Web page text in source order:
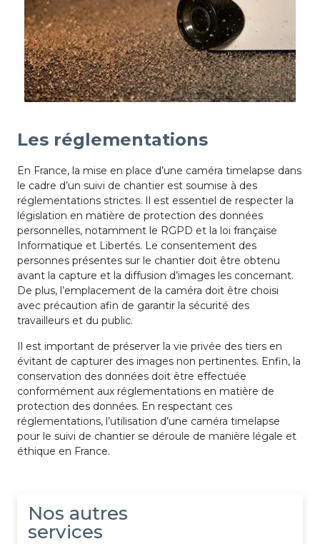
Les réglementations
En France, la mise en place d’une caméra timelapse dans
le cadre d’un suivi de chantier est soumise à des
réglementations strictes. Il est essentiel de respecter la
législation en matière de protection des données
personnelles, notamment le RGPD et la loi française
Informatique et Libertés. Le consentement des
personnes présentes sur le chantier doit être obtenu
avant la capture et la diffusion d’images les concernant.
De plus, l’emplacement de la caméra doit être choisi
avec précaution afin de garantir la sécurité des
travailleurs et du public.
Il est important de préserver la vie privée des tiers en
évitant de capturer des images non pertinentes. Enfin, la
conservation des données doit être effectuée
conformément aux réglementations en matière de
protection des données. En respectant ces
réglementations, l’utilisation d’une caméra timelapse
pour le suivi de chantier se déroule de manière légale et
éthique en France.
Nos autres
services